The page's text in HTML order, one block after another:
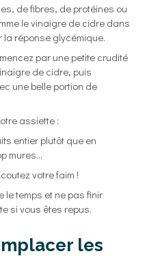
de fibres, de protéines ou
le vinaigre de cidre dans
réponse glycémique.
par une petite crudité
de cidre, puis
une belle portion de
assiette :
entier plutôt que en
mures...
votre faim !
le temps et ne pas finir
si vous êtes repus.
les